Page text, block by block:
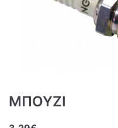
ΜΠΟΥΖΙ